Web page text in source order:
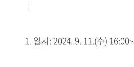
Ⅰ
1. 일시: 2024. 9. 11.(수) 16:00~